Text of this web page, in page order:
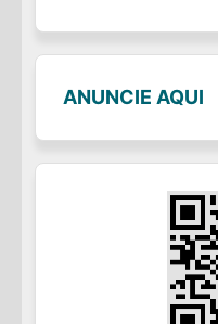
ANUNCIE AQUI